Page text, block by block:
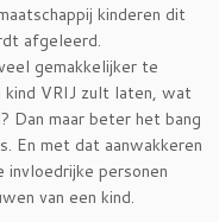
kinderen dit
afgeleerd.
gemakkelijker te
VRIJ zult laten, wat
Dan maar beter het bang
En met dat aanwakkeren
invloedrijke personen
van een kind.